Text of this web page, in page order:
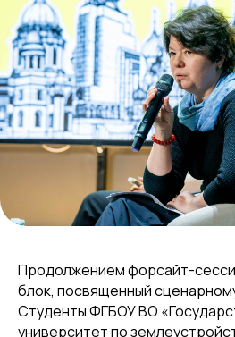
Продолжением форсайт-
блок, посвященный
Студенты ФГБОУ ВО
университет по